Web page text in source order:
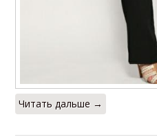
Читать дальше →